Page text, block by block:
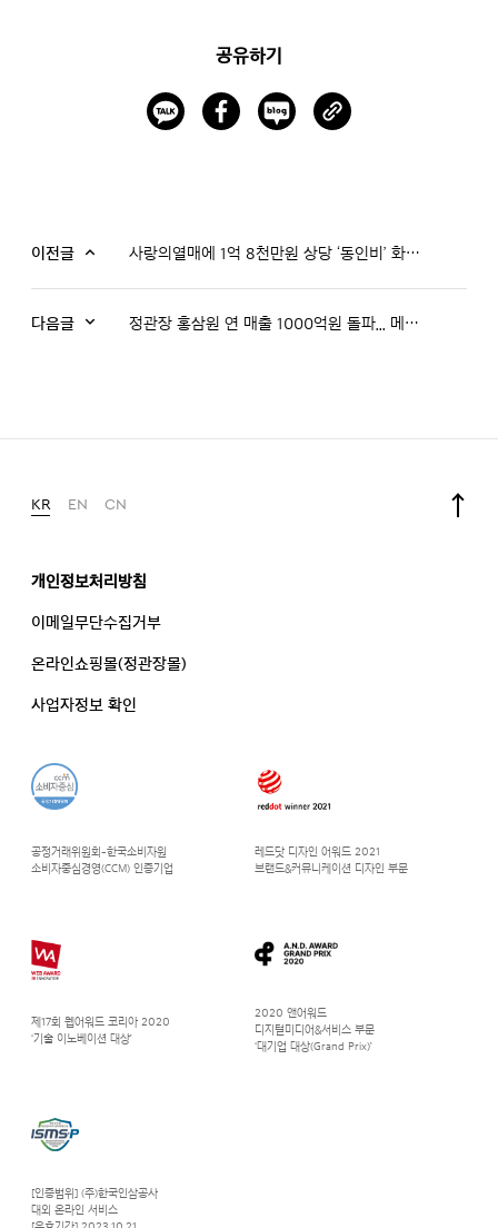
공유하기
이전글 사랑의열매에 1억 8천만원 상당 ‘동인비’ 화장품 기부
다음글 정관장 홍삼원 연 매출 1000억원 돌파... 메가 브랜드 등극
KR EN CN
공정거래위원회-한국소비자원
소비자중심경영(CCM) 인증기업
레드닷 디자인 어워드 2021
브랜드&커뮤니케이션 디자인 부문
제17회 웹어워드 코리아 2020
‘기술 이노베이션 대상’
2020 앤어워드
디지털미디어&서비스 부문
‘대기업 대상(Grand Prix)’
[인증범위] (주)한국인삼공사
대외 온라인 서비스
개인정보처리방침
이메일무단수집거부
온라인쇼핑몰(정관장몰)
사업자정보 확인